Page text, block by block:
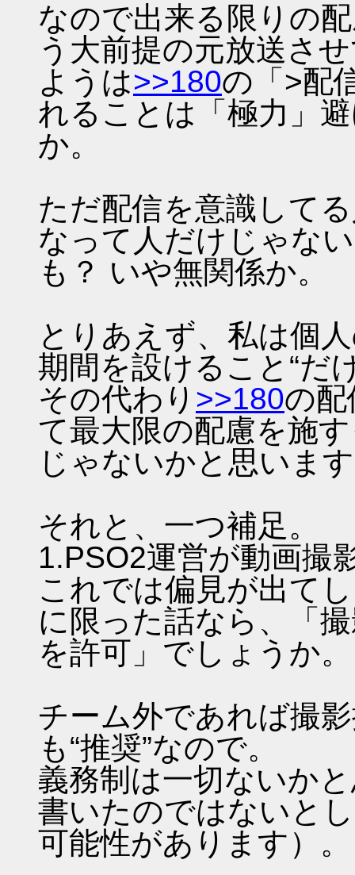
なので出来る限りの
う大前提の元放送さ
ようは>>180の「>配
れることは「極力」
か。
ただ配信を意識して
なって人だけじゃな
も？ いや無関係か。
とりあえず、私は個
期間を設けること“だ
その代わり >>180の
て最大限の配慮を施
じゃないかと思いま
それと、一つ補足。
1.PSO2運営が動画撮
これでは偏見が出て
に限った話なら、「
を許可」でしょうか。
チーム外であれば撮
も“推奨”なので。
義務制は一切ないか
書いたのではないと
可能性があります）。